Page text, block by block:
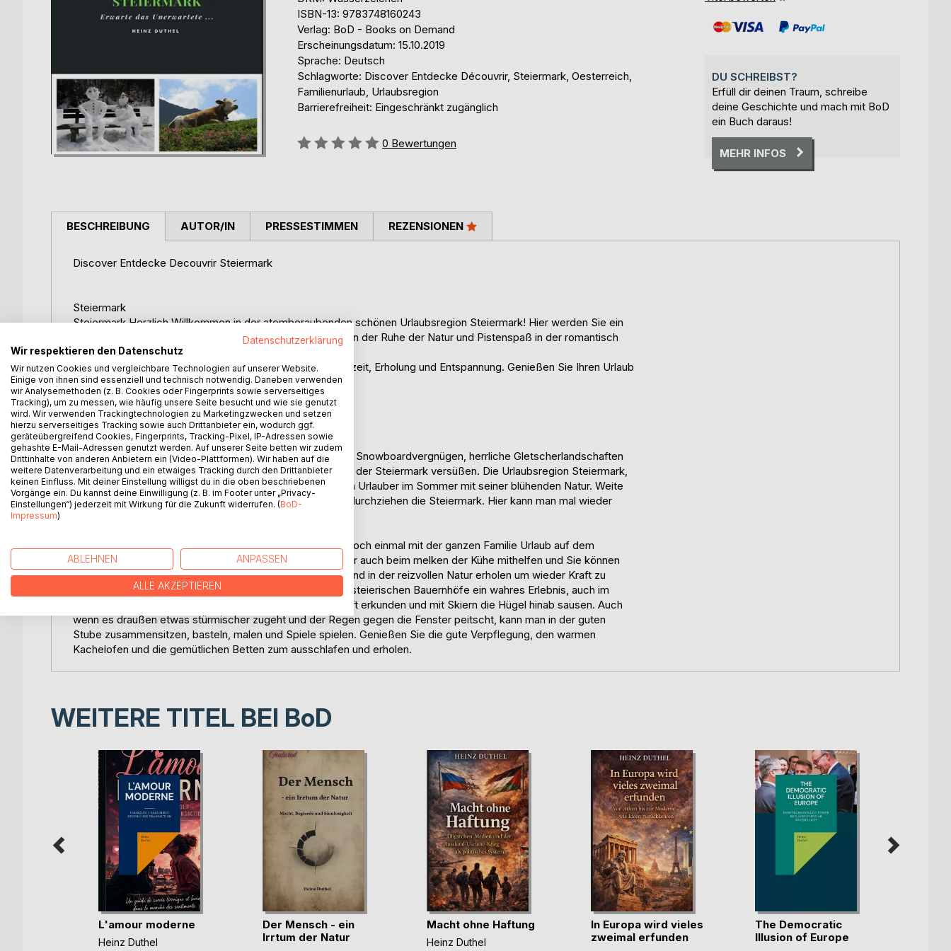
ISBN-13: 9783748160243
Verlag: BoD - Books on Demand
Erscheinungsdatum: 15.10.2019
Sprache: Deutsch
Schlagworte: Discover Entdecke Découvrir, Steiermark, Oesterreich,
Familienurlaub, Urlaubsregion
Barrierefreiheit: Eingeschränkt zugänglich
Bewertung::
0 Bewertungen
DU SCHREIBST?
Erfüll dir deinen Traum, schreibe
deine Geschichte und mach mit BoD
ein Buch daraus!
MEHR INFOS
BESCHREIBUNG
Discover Entdecke Decouvrir Steiermark
Steiermark
Steiermark Herzlich Willkommen in der atemberaubenden schönen Urlaubsregion Steiermark! Hier werden Sie ein
uneingeschränktes Urlaubsvergnügen erleben - Erholung in der Ruhe der Natur und Pistenspaß in der romantisch
verschneiten Landschaft der Steiermark.
Lassen Sie sich ein auf eine Welt voller Natur, Urlaub, Freizeit, Erholung und Entspannung. Genießen Sie Ihren Urlaub
in der Urlaubsregion Steiermark.
Unterkünfte in der Region Steiermark
Jede Menge Angebote rund um Kunst und Kultur, Ski- und Snowboardvergnügen, herrliche Gletscherlandschaften
und Wellnessangebote werden Ihnen ihren Winterurlaub in der Steiermark versüßen. Die Urlaubsregion Steiermark,
das sogenannte grüne Herz Österreichs, verzaubert jeden Urlauber im Sommer mit seiner blühenden Natur. Weite
Wiesenlandschaften, hohe Berggipfel und dichte Wälder durchziehen die Steiermark. Hier kann man mal wieder
Urlaub auf dem Bauernhof in der SteiermarkMachen Sie doch einmal mit der ganzen Familie Urlaub auf dem
Bauernhof. Ihre Kinder können mit den Tieren spielen, oder auch beim melken der Kühe mithelfen und Sie können
sich abgeschieden von allem Trubel an der frischen Luft und in der reizvollen Natur erholen um wieder Kraft zu
tanken. Nicht nur im Sommer ist ein Urlaub auf einem der steierischen Bauernhöfe ein wahres Erlebnis, auch im
Winter kann man die weiße, schneebehangene Landschaft erkunden und mit Skiern die Hügel hinab sausen. Auch
wenn es draußen etwas stürmischer zugeht und der Regen gegen die Fenster peitscht, kann man in der guten
Stube zusammensitzen, basteln, malen und Spiele spielen. Genießen Sie die gute Verpflegung, den warmen
Kachelofen und die gemütlichen Betten zum ausschlafen und erholen.
AUTOR/IN PRESSESTIMMEN REZENSIONEN
WEITERE TITEL BEI BoD
L'amour moderne
Heinz Duthel
Der Mensch - ein
Irrtum der Natur
Macht ohne Haftung
Heinz Duthel
In Europa wird vieles
zweimal erfunden
The Democratic
Illusion of Europe
Datenschutzerklärung
Wir respektieren den Datenschutz
Wir nutzen Cookies und vergleichbare Technologien auf unserer Website.
Einige von ihnen sind essenziell und technisch notwendig. Daneben verwenden
wir Analysemethoden (z. B. Cookies oder Fingerprints sowie serverseitiges
Tracking), um zu messen, wie häufig unsere Seite besucht und wie sie genutzt
wird. Wir verwenden Trackingtechnologien zu Marketingzwecken und setzen
hierzu serverseitiges Tracking sowie auch Drittanbieter ein, wodurch ggf.
geräteübergreifend Cookies, Fingerprints, Tracking-Pixel, IP-Adressen sowie
gehashte E-Mail-Adressen genutzt werden. Auf unserer Seite betten wir zudem
Drittinhalte von anderen Anbietern ein (Video-Plattformen). Wir haben auf die
weitere Datenverarbeitung und ein etwaiges Tracking durch den Drittanbieter
keinen Einfluss. Mit deiner Einstellung willigst du in die oben beschriebenen
Vorgänge ein. Du kannst deine Einwilligung (z. B. im Footer unter „Privacy-
Einstellungen“) jederzeit mit Wirkung für die Zukunft widerrufen. (BoD-
Impressum)
ABLEHNEN ANPASSEN
ALLE AKZEPTIEREN